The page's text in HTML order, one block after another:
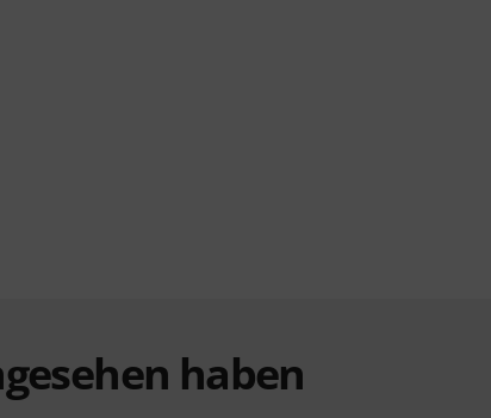
haben